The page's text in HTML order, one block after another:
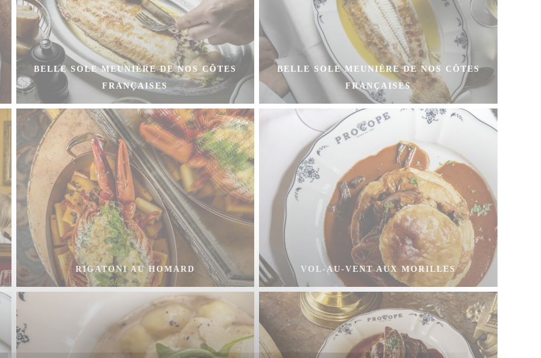
BELLE SOLE MEUNIÈRE DE NOS CÔTES
FRANÇAISES
BELLE SOLE MEUNIÈRE DE NOS CÔTES
FRANÇAISES
RIGATONI AU HOMARD VOL-AU-VENT AUX MORILLES